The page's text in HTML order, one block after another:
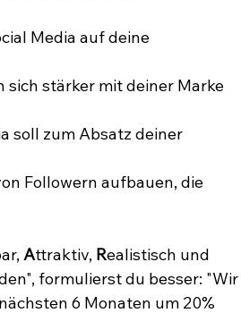
Media auf deine
sich stärker mit deiner Marke
soll zum Absatz deiner
Followern aufbauen, die
Attraktiv, Realistisch und
formulierst du besser: "Wir
6 Monaten um 20%